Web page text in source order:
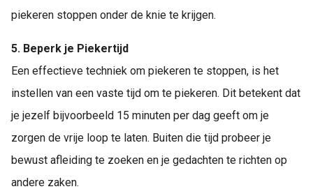
piekeren stoppen onder de knie te krijgen.
5. Beperk je Piekertijd
Een effectieve techniek om piekeren te stoppen, is het
instellen van een vaste tijd om te piekeren. Dit betekent dat
je jezelf bijvoorbeeld 15 minuten per dag geeft om je
zorgen de vrije loop te laten. Buiten die tijd probeer je
bewust afleiding te zoeken en je gedachten te richten op
andere zaken.